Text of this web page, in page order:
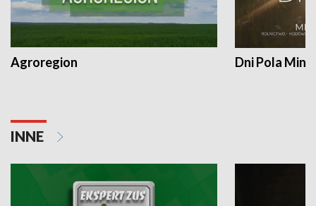
Agroregion Dni Pola
INNE